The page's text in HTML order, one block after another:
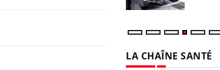
LA CHAÎNE SANTÉ